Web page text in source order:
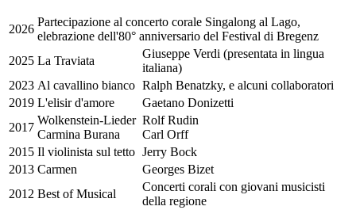
2026
Partecipazione al concerto corale Singalong al Lago,
elebrazione dell'80° anniversario del Festival di Bregenz
2025 La Traviata
Giuseppe Verdi (presentata in lingua
italiana)
2023 Al cavallino bianco Ralph Benatzky, e alcuni collaboratori
2019 L'elisir d'amore
Gaetano Donizetti
2017
Wolkenstein-Lieder
Carmina Burana
Rolf Rudin
Carl Orff
2015 Il violinista sul tetto Jerry Bock
2013 Carmen
Georges Bizet
2012 Best of Musical
Concerti corali con giovani musicisti
della regione